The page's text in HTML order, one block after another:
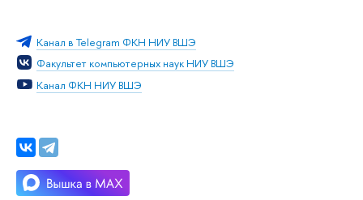
Канал в Telegram ФКН НИУ ВШЭ
Факультет компьютерных наук НИУ ВШЭ
Канал ФКН НИУ ВШЭ